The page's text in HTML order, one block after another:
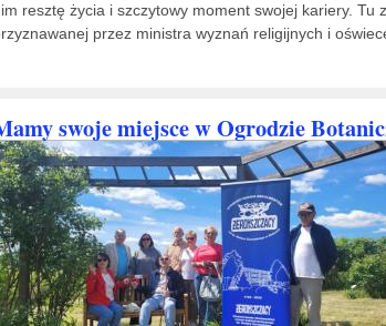
resztę życia i szczytowy moment swojej kariery. Tu
przez ministra wyznań religijnych i
swoje miejsce w Ogrodzie